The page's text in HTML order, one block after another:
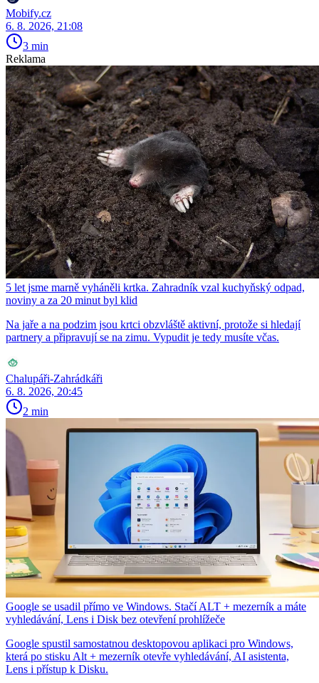
Mobify.cz
6. 8. 2026, 21:08
3 min
Reklama
5 let jsme marně vyháněli krtka. Zahradník vzal kuchyňský odpad,
noviny a za 20 minut byl klid
Na jaře a na podzim jsou krtci obzvláště aktivní, protože si hledají
partnery a připravují se na zimu. Vypudit je tedy musíte včas.
Chalupáři-Zahrádkáři
6. 8. 2026, 20:45
2 min
Google se usadil přímo ve Windows. Stačí ALT + mezerník a máte
vyhledávání, Lens i Disk bez otevření prohlížeče
Google spustil samostatnou desktopovou aplikaci pro Windows,
která po stisku Alt + mezerník otevře vyhledávání, AI asistenta,
Lens i přístup k Disku.